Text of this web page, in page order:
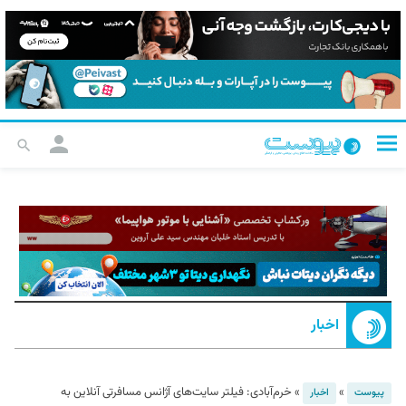
اخبار
پیوست » اخبار » خرم‌آبادی: فیلتر سایت‌های آژانس مسافرتی آنلاین به